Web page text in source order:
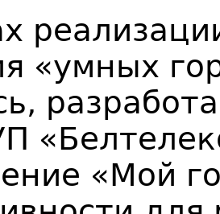
«умных
«Мой